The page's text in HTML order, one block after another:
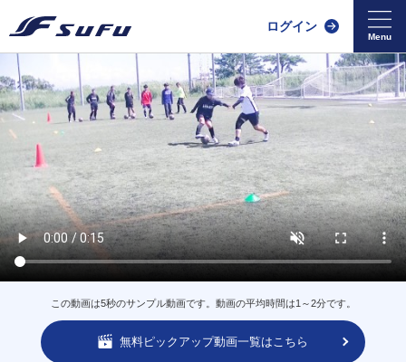
ログイン
この動画は5秒のサンプル動画です。動画の平均時間は1～2分です。
無料ピックアップ動画一覧はこちら